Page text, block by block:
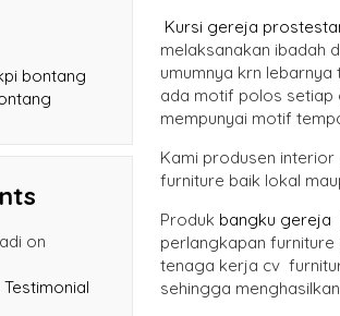
Kursi gereja
melaksanakan ibadah
umumnya krn
ada motif polos setiap
mempunyai motif
Kami produsen
furniture baik lokal
Produk bangku gereja
perlangkapan furniture
tenaga kerja cv
sehingga
bontang
on
Testimonial